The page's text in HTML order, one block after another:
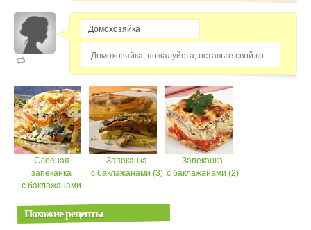
Домохозяйка, пожалуйста, оставьте свой комментарий...
Слоеная
запеканка
с баклажанами
Запеканка
с баклажанами (3)
Запеканка
с баклажанами (2)
Похожие рецепты